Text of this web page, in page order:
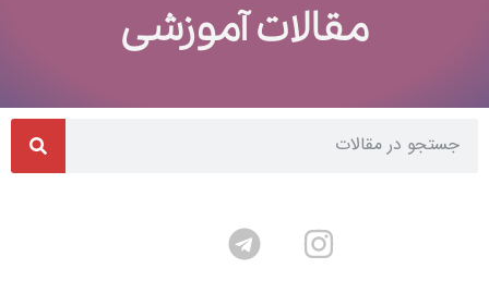
مقالات آموزشی